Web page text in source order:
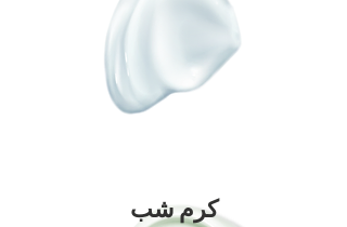
کرم شب